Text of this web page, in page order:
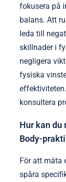
fokusera på
balans. Att
leda till
skillnader i
negligera
fysiska
konsultera
Hur kan
Body-
För att mäta
spåra